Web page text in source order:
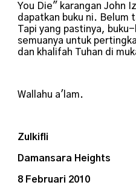
You Die" karangan John
dapatkan buku ni. Belum
Tapi yang pastinya,
semuanya untuk
dan khalifah Tuhan di
Wallahu a'lam.
Zulkifli
Damansara Heights
8 Februari 2010